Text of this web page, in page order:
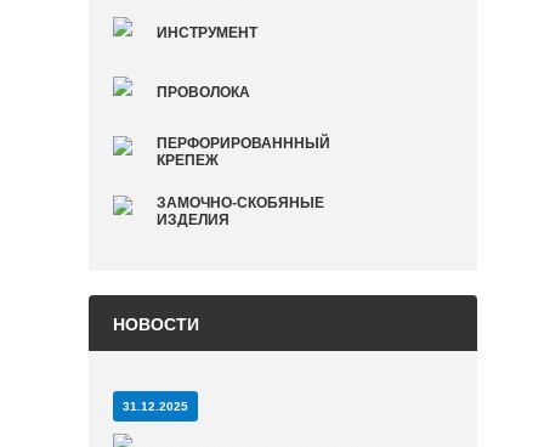
ИНСТРУМЕНТ
ПРОВОЛОКА
ПЕРФОРИРОВАНННЫЙ
КРЕПЕЖ
ЗАМОЧНО-СКОБЯНЫЕ
ИЗДЕЛИЯ
НОВОСТИ
31.12.2025